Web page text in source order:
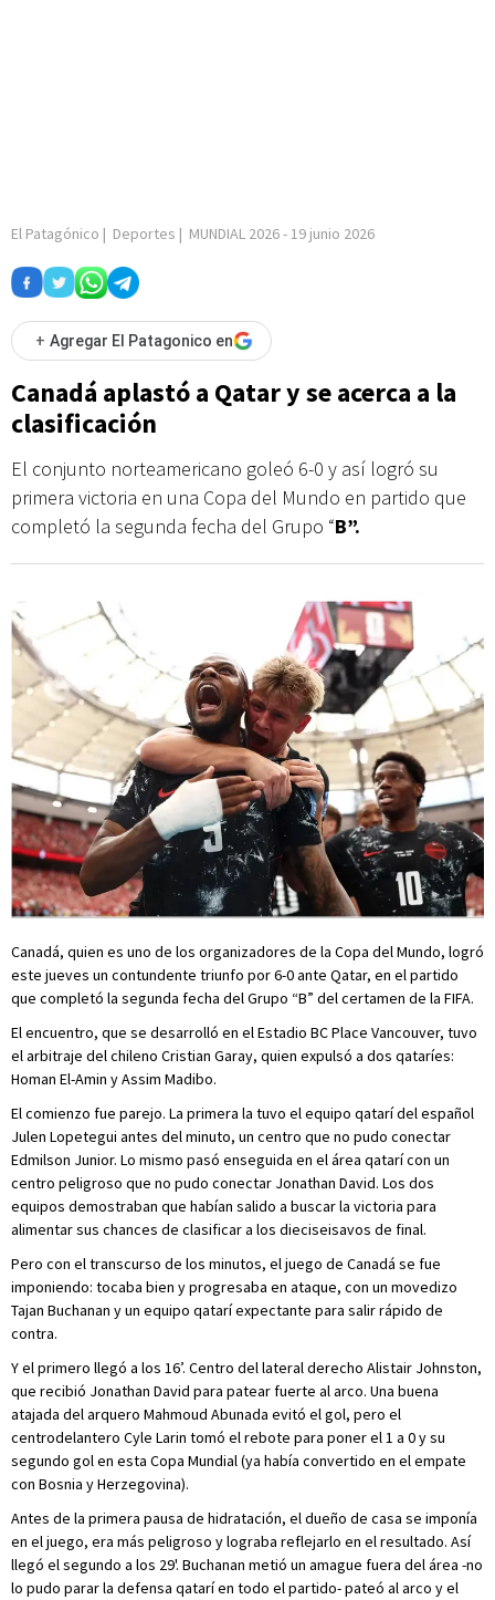
El Patagónico | Deportes | MUNDIAL 2026- 19 junio 2026
+ Agregar El Patagonico en
Canadá aplastó a Qatar y se acerca a la
clasificación
El conjunto norteamericano goleó 6-0 y así logró su
primera victoria en una Copa del Mundo en partido que
completó la segunda fecha del Grupo “B”.
Canadá, quien es uno de los organizadores de la Copa del Mundo, logró
este jueves un contundente triunfo por 6-0 ante Qatar, en el partido
que completó la segunda fecha del Grupo “B” del certamen de la FIFA.
El encuentro, que se desarrolló en el Estadio BC Place Vancouver, tuvo
el arbitraje del chileno Cristian Garay, quien expulsó a dos qataríes:
Homan El-Amin y Assim Madibo.
El comienzo fue parejo. La primera la tuvo el equipo qatarí del español
Julen Lopetegui antes del minuto, un centro que no pudo conectar
Edmilson Junior. Lo mismo pasó enseguida en el área qatarí con un
centro peligroso que no pudo conectar Jonathan David. Los dos
equipos demostraban que habían salido a buscar la victoria para
alimentar sus chances de clasificar a los dieciseisavos de final.
Pero con el transcurso de los minutos, el juego de Canadá se fue
imponiendo: tocaba bien y progresaba en ataque, con un movedizo
Tajan Buchanan y un equipo qatarí expectante para salir rápido de
contra.
Y el primero llegó a los 16’. Centro del lateral derecho Alistair Johnston,
que recibió Jonathan David para patear fuerte al arco. Una buena
atajada del arquero Mahmoud Abunada evitó el gol, pero el
centrodelantero Cyle Larin tomó el rebote para poner el 1 a 0 y su
segundo gol en esta Copa Mundial (ya había convertido en el empate
con Bosnia y Herzegovina).
Antes de la primera pausa de hidratación, el dueño de casa se imponía
en el juego, era más peligroso y lograba reflejarlo en el resultado. Así
llegó el segundo a los 29'. Buchanan metió un amague fuera del área -no
lo pudo parar la defensa qatarí en todo el partido- pateó al arco y el